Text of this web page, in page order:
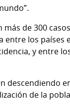
de 300
entre los países
y entre
descendiendo
de la